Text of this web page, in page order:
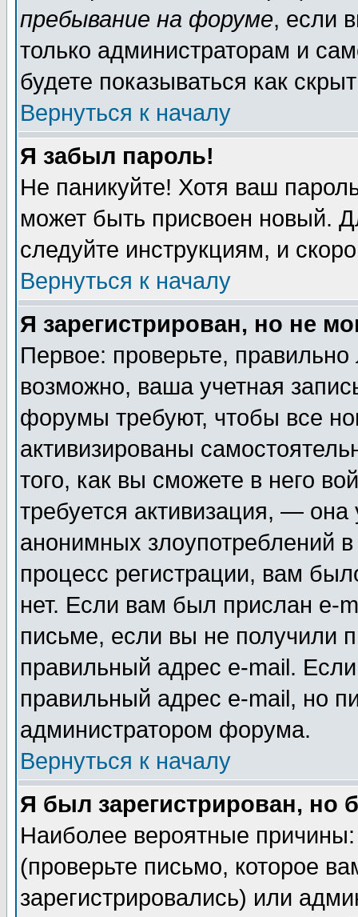
пребывание на форуме, если
только администраторам и
будете показываться как
Вернуться к началу
Я забыл пароль!
Не паникуйте! Хотя ваш
может быть присвоен новый.
следуйте инструкциям, и
Вернуться к началу
Я зарегистрирован, но не
Первое: проверьте,
возможно, ваша учетная
форумы требуют, чтобы все
активизированы
того, как вы сможете в него
требуется активизация, —
анонимных злоупотреблений
процесс регистрации, вам
нет. Если вам был прислан e-
письме, если вы не получили
правильный адрес e-mail.
правильный адрес e-mail, но
администратором форума.
Вернуться к началу
Я был зарегистрирован, но
Наиболее вероятные
(проверьте письмо, которое
зарегистрировались) или